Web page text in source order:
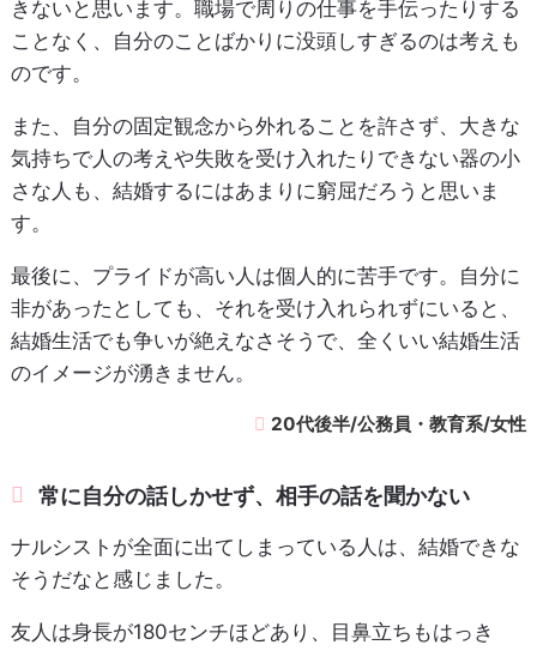
きないと思います。職場で周りの仕事を手伝ったりする
ことなく、自分のことばかりに没頭しすぎるのは考えも
のです。
また、自分の固定観念から外れることを許さず、大きな
気持ちで人の考えや失敗を受け入れたりできない器の小
さな人も、結婚するにはあまりに窮屈だろうと思いま
す。
最後に、プライドが高い人は個人的に苦手です。自分に
非があったとしても、それを受け入れられずにいると、
結婚生活でも争いが絶えなさそうで、全くいい結婚生活
のイメージが湧きません。
20代後半/公務員・教育系/女性
常に自分の話しかせず、相手の話を聞かない
ナルシストが全面に出てしまっている人は、結婚できな
そうだなと感じました。
友人は身長が180センチほどあり、目鼻立ちもはっき